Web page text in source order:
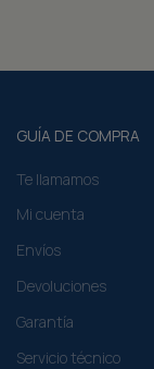
GUÍA DE COMPRA
Te llamamos
Mi cuenta
Envíos
Devoluciones
Garantía
Servicio técnico